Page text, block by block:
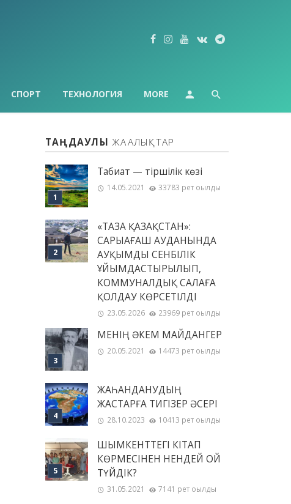
СПОРТ ТЕХНОЛОГИЯ MORE
ТАҢДАУЛЫ ЖАҢАЛЫҚТАР
Табиғат — тіршілік көзі
14.05.2021 33783 рет оқылды
«ТАЗА ҚАЗАҚСТАН»:
САРЫАҒАШ АУДАНЫНДА
АУҚЫМДЫ СЕНБІЛІК
ҰЙЫМДАСТЫРЫЛЫП,
КОММУНАЛДЫҚ САЛАҒА
ҚОЛДАУ КӨРСЕТІЛДІ
23.05.2026 23969 рет оқылды
МЕНІҢ ƏКЕМ МАЙДАНГЕР
20.05.2021 14473 рет оқылды
ЖАҺАНДАНУДЫҢ
ЖАСТАРҒА ТИГІЗЕР ӘСЕРІ
28.10.2023 10413 рет оқылды
ШЫМКЕНТТЕГІ КІТАП
КӨРМЕСІНЕН НЕНДЕЙ ОЙ
ТҮЙДІК?
31.05.2021 7141 рет оқылды